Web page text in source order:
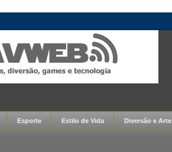
Esporte Estilo de Vida Diversão e Arte